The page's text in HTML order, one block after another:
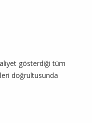
gösterdiği tüm
doğrultusunda